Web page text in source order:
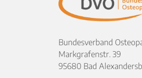
Bundesverband
Markgrafenstr. 39
95680 Bad